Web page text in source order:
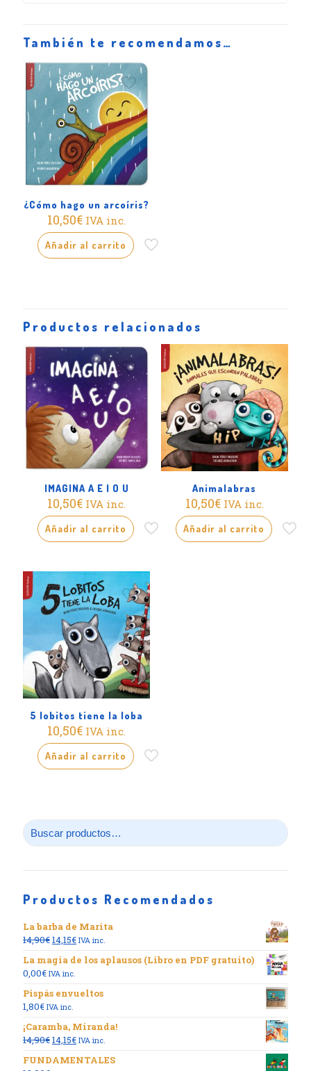
También te recomendamos…
¿Cómo hago un arcoíris?
10,50€ IVA inc.
Añadir al carrito
Productos relacionados
IMAGINA A E I O U
10,50€ IVA inc.
Añadir al carrito
Animalabras
10,50€ IVA inc.
Añadir al carrito
5 lobitos tiene la loba
10,50€ IVA inc.
Añadir al carrito
Productos Recomendados
La barba de Marita
14,90€El
original
era:
14,90€.
14,15€El
actual
14,15€.
IVA inc.
La magia de los aplausos (Libro en PDF gratuito)
0,00€ IVA inc.
Pispás envueltos
1,80€ IVA inc.
¡Caramba, Miranda!
14,90€El
original
14,15€El
actual
IVA inc.
FUNDAMENTALES